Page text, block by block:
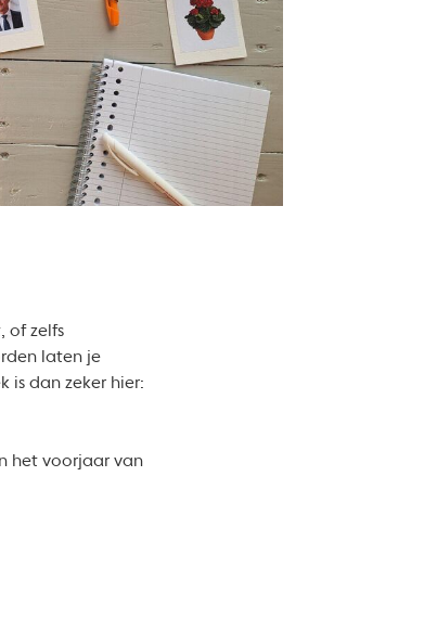
of zelfs
laten je
is dan zeker hier:
het voorjaar van